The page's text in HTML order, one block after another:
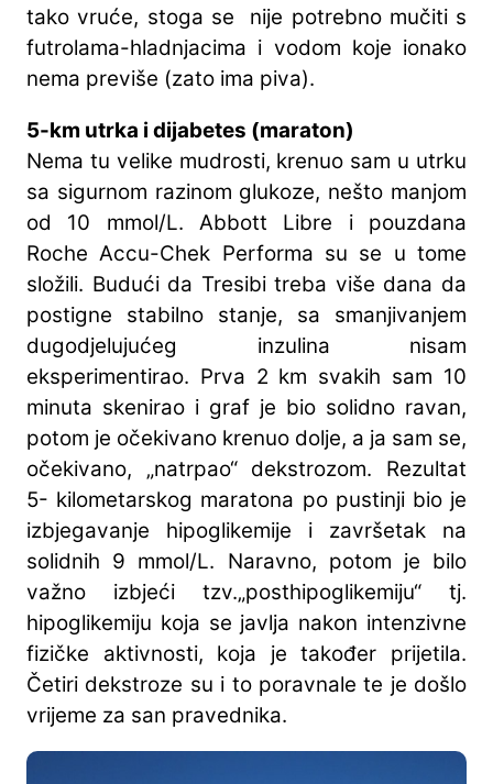
tako vruće, stoga se nije potrebno mučiti s
futrolama-hladnjacima i vodom koje ionako
nema previše (zato ima piva).
5-km utrka i dijabetes (maraton)
Nema tu velike mudrosti, krenuo sam u utrku
sa sigurnom razinom glukoze, nešto manjom
od 10 mmol/L. Abbott Libre i pouzdana
Roche Accu-Chek Performa su se u tome
složili. Budući da Tresibi treba više dana da
postigne stabilno stanje, sa smanjivanjem
dugodjelujućeg inzulina nisam
eksperimentirao. Prva 2 km svakih sam 10
minuta skenirao i graf je bio solidno ravan,
potom je očekivano krenuo dolje, a ja sam se,
očekivano, „natrpao“ dekstrozom. Rezultat
5- kilometarskog maratona po pustinji bio je
izbjegavanje hipoglikemije i završetak na
solidnih 9 mmol/L. Naravno, potom je bilo
važno izbjeći tzv.„posthipoglikemiju“ tj.
hipoglikemiju koja se javlja nakon intenzivne
fizičke aktivnosti, koja je također prijetila.
Četiri dekstroze su i to poravnale te je došlo
vrijeme za san pravednika.